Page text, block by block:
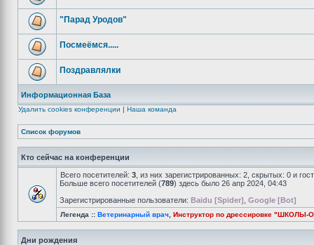
"Парад Уродов"
Посмеёмся.....
Поздравлялки
Информационная База
Удалить cookies конференции | Наша команда
Список форумов
Кто сейчас на конференции
Всего посетителей: 3 , из них зарегистрированных: 2, скрытых: 0 и
Больше всего посетителей (789) здесь было 26 апр 2024, 04:43
Зарегистрированные пользователи: Baidu [Spider] Google [Bot]
Легенда :: Ветеринарный врач Инструктор по дрессировке "ШКОЛЫ-
Дни рождения